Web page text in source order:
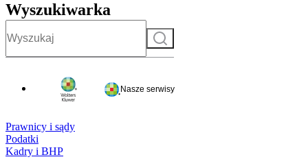
Wyszukiwarka
Szukaj
Nasze serwisy
Prawnicy i sądy
Podatki
Kadry i BHP